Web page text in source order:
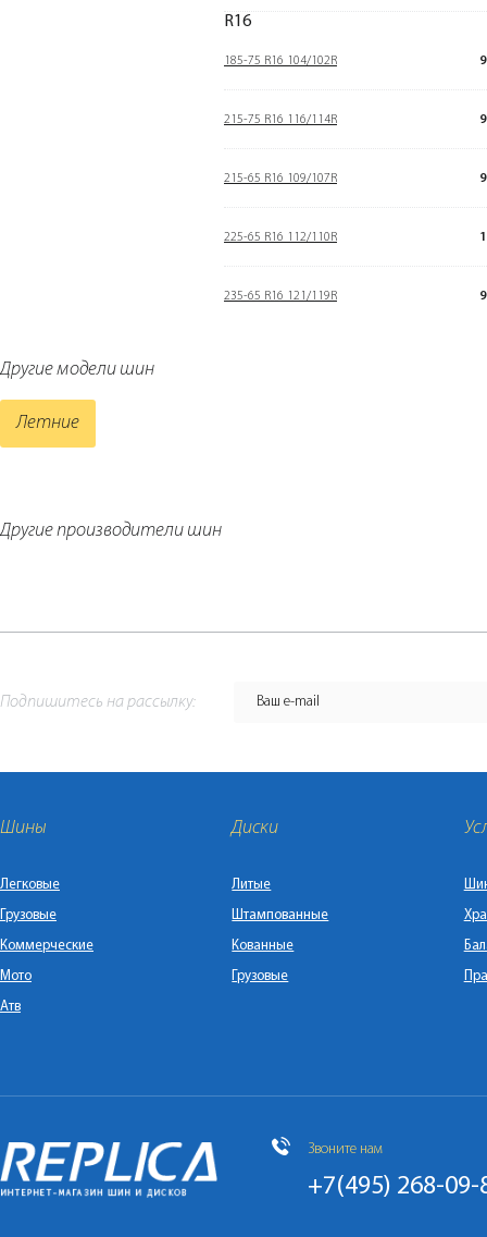
R16
185-75 R16 104/102R
215-75 R16 116/114R
215-65 R16 109/107R
225-65 R16 112/110R
235-65 R16 121/119R
Другие модели шин
Летние
Другие производители шин
Подпишитесь на рассылку:
Шины
Легковые
Грузовые
Коммерческие
Мото
Атв
Диски
Литые
Штампованные
Кованные
Грузовые
Звоните нам
+7(495) 268-09-